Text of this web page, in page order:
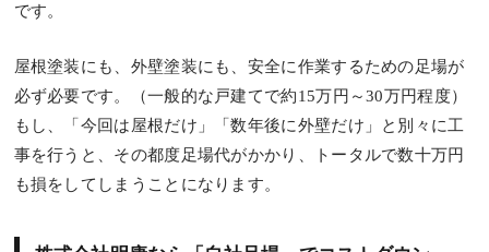
です。
屋根塗装にも、外壁塗装にも、安全に作業するための足場が
必ず必要です。（一般的な戸建てで約15万円～30万円程度）
もし、「今回は屋根だけ」「数年後に外壁だけ」と別々に工
事を行うと、その都度足場代がかかり、
トータルで数十万円
も損をしてしまう ことになります。